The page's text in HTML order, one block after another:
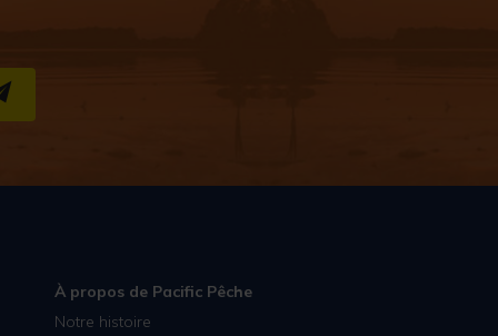
S''INSCRIRE
À propos de Pacific Pêche
Notre histoire